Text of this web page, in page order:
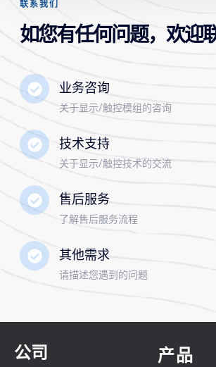
联系我们
如您有任何问题，欢迎
业务咨询
关于显示/触控模组的咨询
技术支持
关于显示/触控技术的交流
售后服务
了解售后服务流程
其他需求
请描述您遇到的问题
公司 产品